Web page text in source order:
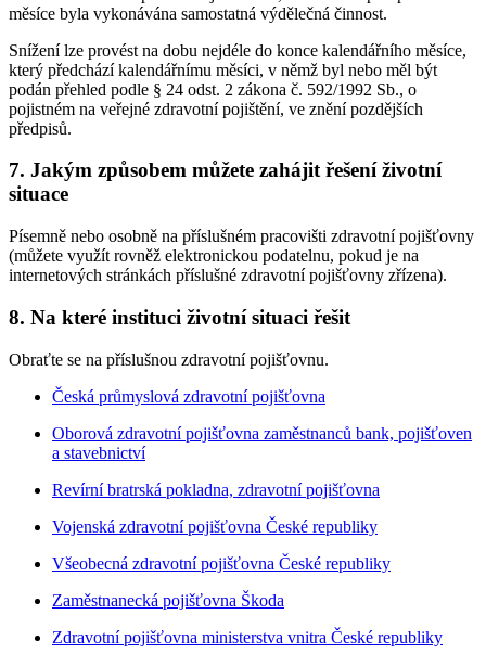
měsíce byla vykonávána samostatná výdělečná činnost.
Snížení lze provést na dobu nejdéle do konce kalendářního měsíce,
který předchází kalendářnímu měsíci, v němž byl nebo měl být
podán přehled podle § 24 odst. 2 zákona č. 592/1992 Sb., o
pojistném na veřejné zdravotní pojištění, ve znění pozdějších
předpisů.
7. Jakým způsobem můžete zahájit řešení životní
situace
Písemně nebo osobně na příslušném pracovišti zdravotní pojišťovny
(můžete využít rovněž elektronickou podatelnu, pokud je na
internetových stránkách příslušné zdravotní pojišťovny zřízena).
8. Na které instituci životní situaci řešit
Obraťte se na příslušnou zdravotní pojišťovnu.
Česká průmyslová zdravotní pojišťovna
Oborová zdravotní pojišťovna zaměstnanců bank, pojišťoven
a stavebnictví
Revírní bratrská pokladna, zdravotní pojišťovna
Vojenská zdravotní pojišťovna České republiky
Všeobecná zdravotní pojišťovna České republiky
Zaměstnanecká pojišťovna Škoda
Zdravotní pojišťovna ministerstva vnitra České republiky